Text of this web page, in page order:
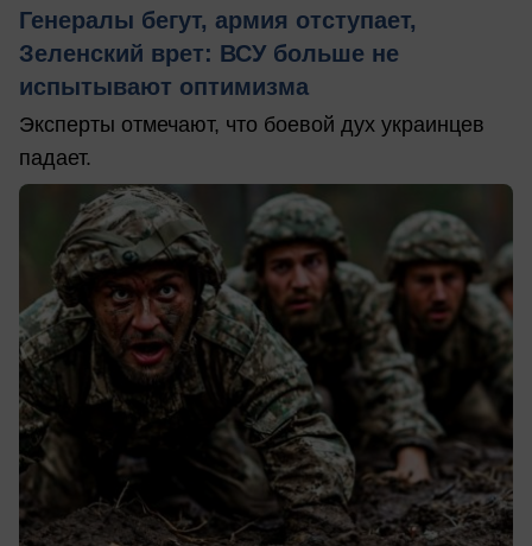
Генералы бегут, армия отступает,
Зеленский врет: ВСУ больше не
испытывают оптимизма
Эксперты отмечают, что боевой дух украинцев
падает.